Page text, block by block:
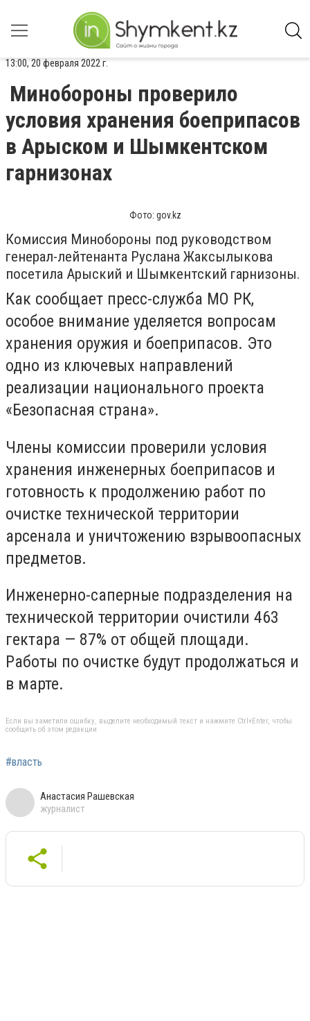
13:00, 20 февраля 2022 г.
Минобороны проверило
условия хранения боеприпасов
в Арыском и Шымкентском
гарнизонах
Фото: gov.kz
Комиссия Минобороны под руководством
генерал-лейтенанта Руслана Жаксылыкова
посетила Арыский и Шымкентский гарнизоны.
Как сообщает пресс-служба МО РК,
особое внимание уделяется вопросам
хранения оружия и боеприпасов. Это
одно из ключевых направлений
реализации национального проекта
«Безопасная страна».
Члены комиссии проверили условия
хранения инженерных боеприпасов и
готовность к продолжению работ по
очистке технической территории
арсенала и уничтожению взрывоопасных
предметов.
Инженерно-саперные подразделения на
технической территории очистили 463
гектара — 87% от общей площади.
Работы по очистке будут продолжаться и
в марте.
Если вы заметили ошибку, выделите необходимый текст и нажмите Ctrl+Enter, чтобы
сообщить об этом редакции
#власть
Анастасия Рашевская
журналист